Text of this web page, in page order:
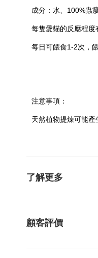
成分：水、100%蟲
每隻愛貓的反應程
每日可餵食1-2次，
注意事項：
天然植物提煉可能
了解更多
顧客評價